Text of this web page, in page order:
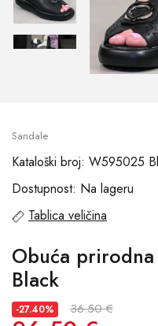
Sandale
Kataloški broj: W595025
Dostupnost: Na lageru
Tablica veličina
Obuća
Black
-27.40% 36.50 €